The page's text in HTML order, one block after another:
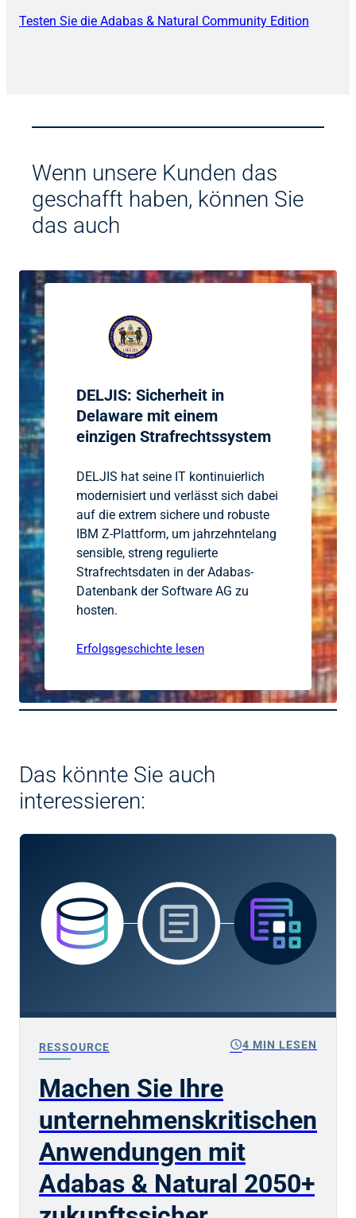
Testen Sie die Adabas & Natural Community Edition
Wenn unsere Kunden das
geschafft haben, können Sie
das auch
DELJIS: Sicherheit in
Delaware mit einem
einzigen Strafrechtssystem
DELJIS hat seine IT kontinuierlich
modernisiert und verlässt sich dabei
auf die extrem sichere und robuste
IBM Z-Plattform, um jahrzehntelang
sensible, streng regulierte
Strafrechtsdaten in der Adabas-
Datenbank der Software AG zu
hosten.
Erfolgsgeschichte lesen
Das könnte Sie auch
interessieren:
RESSOURCE schedule4 MIN LESEN
Machen Sie Ihre
unternehmenskritischen
Anwendungen mit
Adabas & Natural 2050+